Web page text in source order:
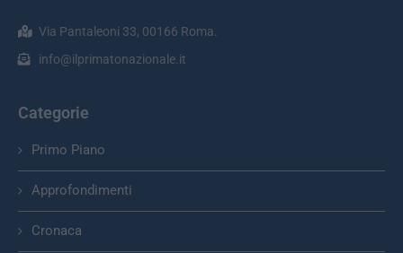
Via Pantaleoni 33, 00166 Roma.
info@ilprimatonazionale.it
Categorie
Primo Piano
Approfondimenti
Cronaca